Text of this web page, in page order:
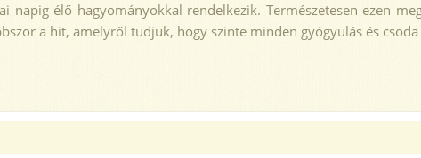
napig élő hagyományokkal rendelkezik. Természetesen ezen
a hit, amelyről tudjuk, hogy szinte minden gyógyulás és csoda